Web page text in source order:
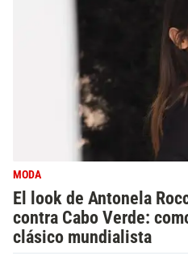
MODA
El look de Antonela
contra Cabo Verde:
clásico mundialista